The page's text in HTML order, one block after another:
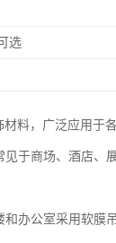
选
料，广泛应用于
见于商场、酒店、
办公室采用软膜